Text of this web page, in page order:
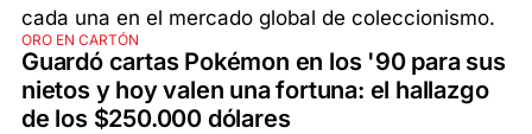
ORO EN CARTÓN
Guardó cartas Pokémon en los '90 para sus
nietos y hoy valen una fortuna: el hallazgo
de los $250.000 dólares